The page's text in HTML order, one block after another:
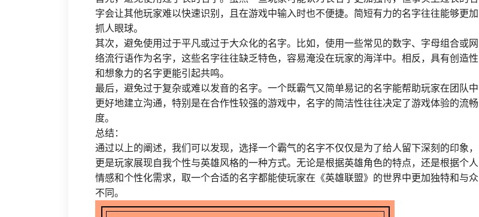
字会让其他玩家难以快速识别，且在游戏中输入时也不便捷。简短有力的名字往往能够更加
抓人眼球。
其次，避免使用过于平凡或过于大众化的名字。比如，使用一些常见的数字、字母组合或网
络流行语作为名字，这些名字往往缺乏特色，容易淹没在玩家的海洋中。相反，具有创造性
和想象力的名字更能引起共鸣。
最后，避免过于复杂或难以发音的名字。一个既霸气又简单易记的名字能帮助玩家在团队中
更好地建立沟通，特别是在合作性较强的游戏中，名字的简洁性往往决定了游戏体验的流畅
度。
总结：
通过以上的阐述，我们可以发现，选择一个霸气的名字不仅仅是为了给人留下深刻的印象，
更是玩家展现自我个性与英雄风格的一种方式。无论是根据英雄角色的特点，还是根据个人
情感和个性化需求，取一个合适的名字都能使玩家在《英雄联盟》的世界中更加独特和与众
不同。